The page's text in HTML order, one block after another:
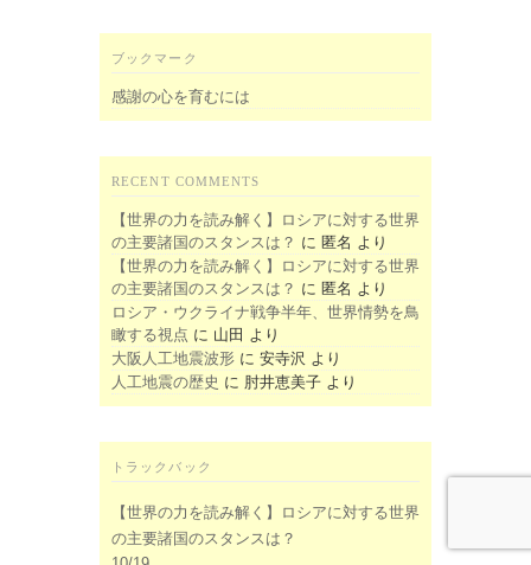
ブックマーク
感謝の心を育むには
RECENT COMMENTS
【世界の力を読み解く】ロシアに対する世界
の主要諸国のスタンスは？ に 匿名 より
【世界の力を読み解く】ロシアに対する世界
の主要諸国のスタンスは？ に 匿名 より
ロシア・ウクライナ戦争半年、世界情勢を鳥
瞰する視点 に 山田 より
大阪人工地震波形 に 安寺沢 より
人工地震の歴史 に 肘井恵美子 より
トラックバック
【世界の力を読み解く】ロシアに対する世界
の主要諸国のスタンスは？